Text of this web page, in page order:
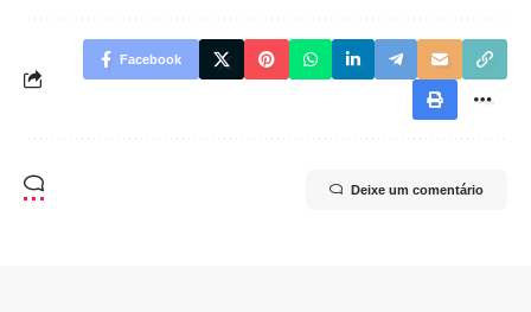
Facebook
Deixe um comentário